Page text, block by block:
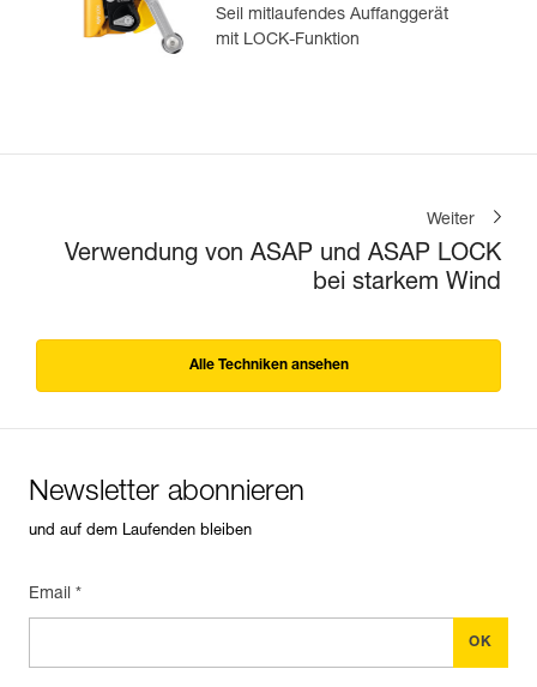
Seil mitlaufendes Auffanggerät
mit LOCK-Funktion
Weiter
Verwendung von ASAP und ASAP LOCK
bei starkem Wind
Alle Techniken ansehen
Newsletter abonnieren
und auf dem Laufenden bleiben
Email *